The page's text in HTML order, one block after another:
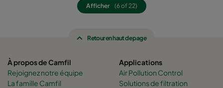
0160 592x287x640-12 ePM1 60%
0160 287x592x640-6 ePM1 60%
0160 592x892x640-12 ePM1 60% F7
Afficher (6 of 22)
Retour en haut de page
À propos de Camfil
Rejoignez notre équipe
La famille Camfil
Applications
Air Pollution Control
Solutions de filtration